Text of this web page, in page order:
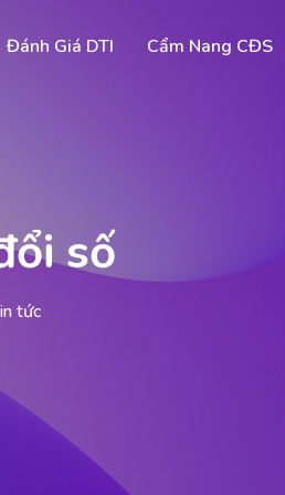
Đánh Giá DTI Cẩm Nang CĐS
số
tức